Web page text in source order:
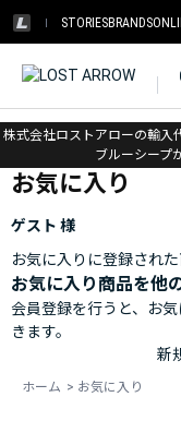
STORIESBRANDS
株式会社ロストアローの輸入
ブルーシープ
ホーム > お気に入り
お気に入り
ゲスト 様
お気に入りに登録された
お気に入り商品を他
会員登録を行うと、お
きます。
新
ホーム > お気に入り